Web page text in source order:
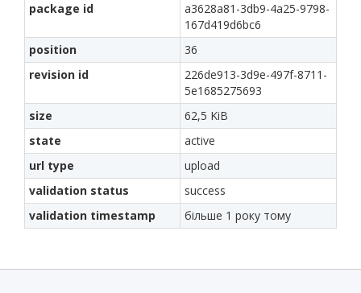
package id
a3628a81-3db9-4a25-9798-
167d419d6bc6
position
36
revision id
226de913-3d9e-497f-8711-
5e1685275693
size
62,5 KiB
state
active
url type
upload
validation status
success
validation timestamp
більше 1 року тому